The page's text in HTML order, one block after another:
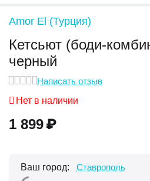
Amor El (Турция)
Кетсьют (боди-
черный
Написать отзыв
Нет в наличии
1 899₽
Ваш город: Ставрополь